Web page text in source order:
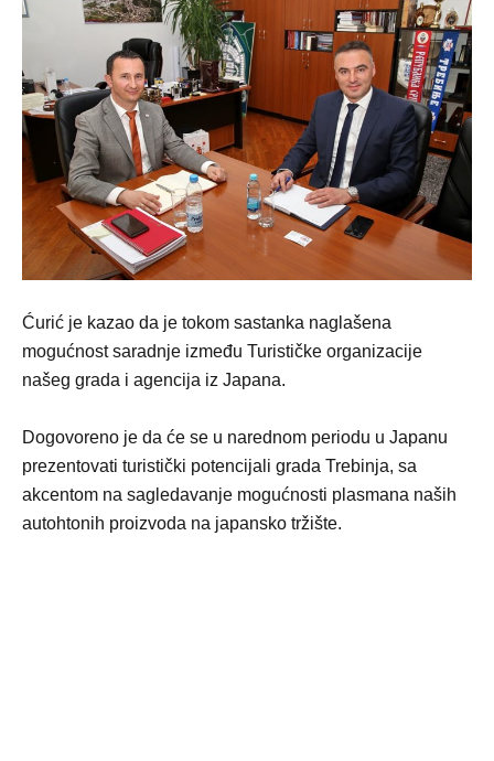
Ćurić je kazao da je tokom sastanka naglašena
mogućnost saradnje između Turističke organizacije
našeg grada i agencija iz Japana.
Dogovoreno je da će se u narednom periodu u Japanu
prezentovati turistički potencijali grada Trebinja, sa
akcentom na sagledavanje mogućnosti plasmana naših
autohtonih proizvoda na japansko tržište.